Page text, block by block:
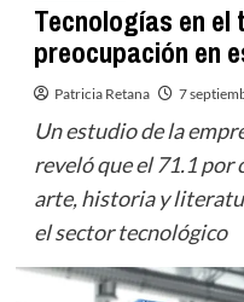
Tecnologías en el
preocupación en
Patricia Retana 7
Un estudio de la
reveló que el 71.1 por
arte, historia y
el sector tecnológico